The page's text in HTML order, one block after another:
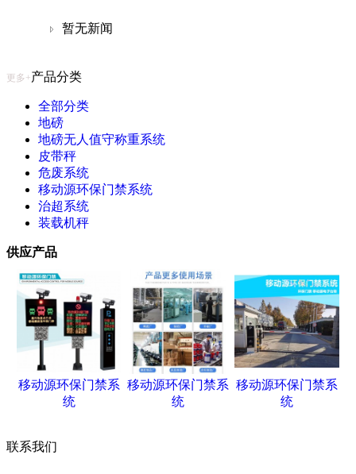
暂无新闻
更多+产品分类
全部分类
地磅
地磅无人值守称重系统
皮带秤
危废系统
移动源环保门禁系统
治超系统
装载机秤
供应产品
移动源环保门禁系
统
移动源环保门禁系
统
移动源环保门禁系
统
联系我们